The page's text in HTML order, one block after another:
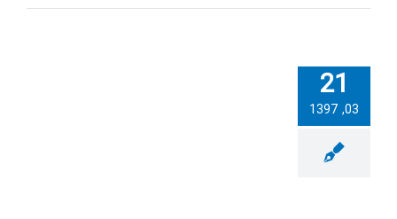
21
03, 1397نحوه
دانگل
اسکن تب با